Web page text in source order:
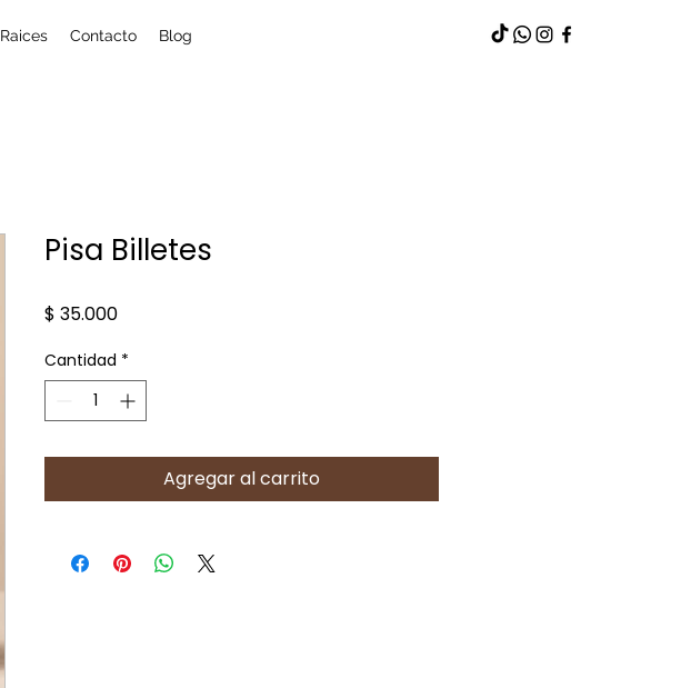
Raices Contacto Blog
Pisa Billetes
$ 35.000Precio
Cantidad *
Agregar al carrito